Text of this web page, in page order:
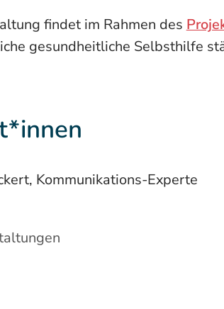
findet im Rahmen des
gesundheitliche Selbsthilfe
Kommunikations-Experte